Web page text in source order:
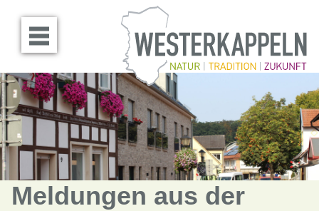
Menü öffnen
Meldungen aus der